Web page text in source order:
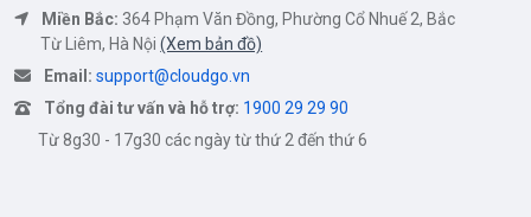
Miền Bắc: 364 Phạm Văn Đồng, Phường Cổ Nhuế 2, Bắc
Từ Liêm, Hà Nội(Xem bản đồ)
Email: support@cloudgo.vn
Tổng đài tư vấn và hỗ trợ: 1900 29 29 90
Từ 8g30 - 17g30 các ngày từ thứ 2 đến thứ 6